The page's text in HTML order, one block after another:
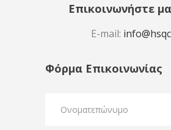
Επικοινωνήστε
E-mail:
Φόρμα Επικοινωνίας